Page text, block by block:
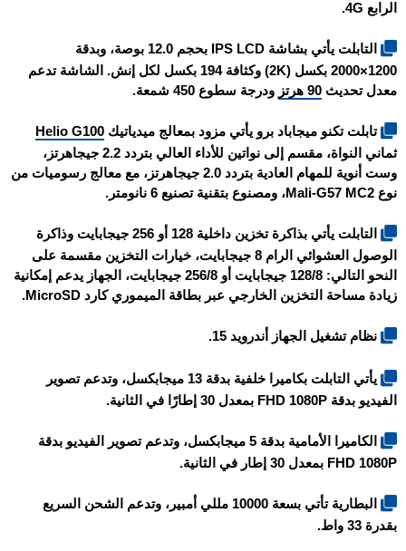
الرابع 4G.
التابلت يأتي بشاشة IPS LCD بحجم 12.0 بوصة، وبدقة
1200×2000 بكسل (2K) وكثافة 194 بكسل لكل إنش. الشاشة تدعم
معدل تحديث 90 هرتز ودرجة سطوع 450 شمعة.
تابلتتكنو ميجاباد برو يأتي مزود بمعالج ميدياتيك Helio G100
ثماني النواة، مقسم إلى نواتين للأداء العالي بتردد 2.2 جيجاهرتز،
وست أنوية للمهام العادية بتردد 2.0 جيجاهرتز، مع معالج رسوميات من
نوع Mali-G57 MC2، ومصنوع بتقنية تصنيع 6 نانومتر.
التابلت يأتي بذاكرة تخزين داخلية 128 أو 256 جيجابايت وذاكرة
الوصول العشوائي الرام 8 جيجابايت، خيارات التخزين مقسمة على
النحو التالي: 128/8 جيجابايت أو 256/8 جيجابايت، الجهاز يدعم إمكانية
زيادة مساحة التخزين الخارجي عبر بطاقة الميموري كارد MicroSD.
نظام تشغيل الجهاز أندرويد 15.
يأتي التابلت بكاميرا خلفية بدقة 13 ميجابكسل، وتدعم تصوير
الفيديو بدقة FHD 1080P بمعدل 30 إطارًا في الثانية.
الكاميرا الأمامية بدقة 5 ميجابكسل، وتدعم تصوير الفيديو بدقة
FHD 1080P بمعدل 30 إطار في الثانية.
البطارية تأتي بسعة 10000 مللي أمبير، وتدعم الشحن السريع
بقدرة 33 واط.